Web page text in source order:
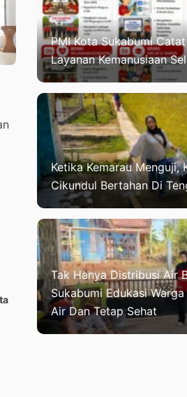
PMI Kota Sukabumi
Layanan Kemanusiaan
Ketika Kemarau Menguji,
Cikundul Bertahan Di
Tak Hanya Distribusi Air
Sukabumi Edukasi
Air Dan Tetap Sehat